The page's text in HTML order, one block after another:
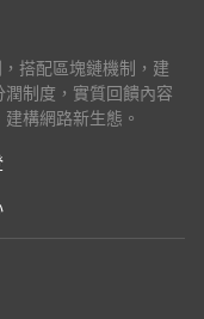
搭配區塊鏈機制，建
制度，實質回饋內容
構網路新生態。